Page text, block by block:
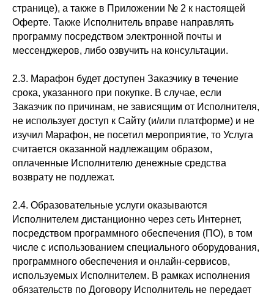
странице), а также в Приложении № 2 к настоящей
Оферте. Также Исполнитель вправе направлять
программу посредством электронной почты и
мессенджеров, либо озвучить на консультации.
2.3. Марафон будет доступен Заказчику в течение
срока, указанного при покупке. В случае, если
Заказчик по причинам, не зависящим от Исполнителя,
не использует доступ к Сайту (и/или платформе) и не
изучил Марафон, не посетил мероприятие, то Услуга
считается оказанной надлежащим образом,
оплаченные Исполнителю денежные средства
возврату не подлежат.
2.4. Образовательные услуги оказываются
Исполнителем дистанционно через сеть Интернет,
посредством программного обеспечения (ПО), в том
числе с использованием специального оборудования,
программного обеспечения и онлайн-сервисов,
используемых Исполнителем. В рамках исполнения
обязательств по Договору Исполнитель не передает